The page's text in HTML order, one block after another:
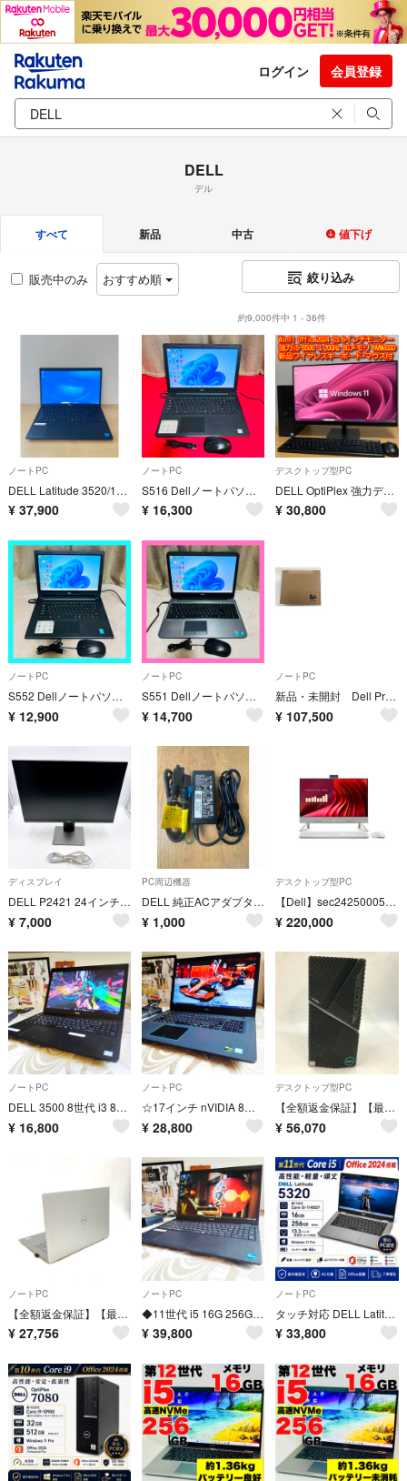
ログイン 会員登録
DELL
デル
すべて 新品 中古 値下げ
販売中のみ おすすめ順 絞り込み
約9,000件中 1 - 36件
ノートPC
DELL Latitude 3520/11世代i5/メモリ16GB/office付き ★バッテリー100%
¥ 37,900
ノートPC
S516 DellノートパソコンSSD第10世代 WEBカメラWindows11
¥ 16,300
デスクトップ型PC
DELL OptiPlex 強力デスクトップ フルセット Win11 強力i5 8Gメモリ 快適NVMeSSD 23.8’モニター
¥ 30,800
ノートPC
S552 DellノートパソコンSSDメモリ8G高速コンパクトWindows11
¥ 12,900
ノートPC
S551 DellノートパソコンSSD高速WEBカメラWindows11オフィス
¥ 14,700
ノートPC
新品・未開封 Dell Pro 13 Plus Laptop Core Ultra 5 メモリ16ＧＢ SSD 512GB
¥ 107,500
ディスプレイ
DELL P2421 24インチ 液晶モニター 液晶ディスプレイ ノングレア
¥ 7,000
PC周辺機器
DELL 純正ACアダプター 19.5v 3.34A HA65NS5-00
¥ 1,000
デスクトップ型PC
【Dell】sec2425000501monojp 24オールインワン 新品！
¥ 220,000
ノートPC
DELL 3500 8世代 i3 8145U 8G 256G/SSD NVMe Laitude
¥ 16,800
ノートPC
☆17インチ nVIDIA 8世代 i5 256G1920x1080 DELL
¥ 28,800
デスクトップ型PC
【全額返金保証】【最速発送】DELL G5 5000 i7-10700KF 16GB M.2 SSD 256GB HDD 2TB RTX 2060 SUPER 美品 動作確認済
¥ 56,070
ノートPC
【全額返金保証】【最速発送】DELL Inspiron 5490 P116G001 intel core i5-10210U 8GB M.2 SSD 256GB 91% 美品 動作確認済
¥ 27,756
ノートPC
◆11世代 i5 16G 256G 1920x1080 DELL 3520
¥ 39,800
ノートPC
タッチ対応 DELL Latitude 5320 i5-1145G7 16GB SSD256GB Office2024 電池46％
¥ 33,800